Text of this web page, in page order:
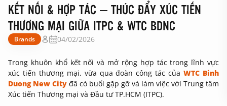
KẾT NỐI & HỢP TÁC – THÚC ĐẨY XÚC TIẾN
THƯƠNG MẠI GIỮA ITPC & WTC BDNC
Brands 04/02/2026
Trong khuôn khổ kết nối và mở rộng hợp tác trong lĩnh vực
xúc tiến thương mại, vừa qua đoàn công tác củaWTC Binh
Duong New City đã có buổi gặp gỡ và làm việc với Trung tâm
Xúc tiến Thương mại và Đầu tư TP.HCM (ITPC).